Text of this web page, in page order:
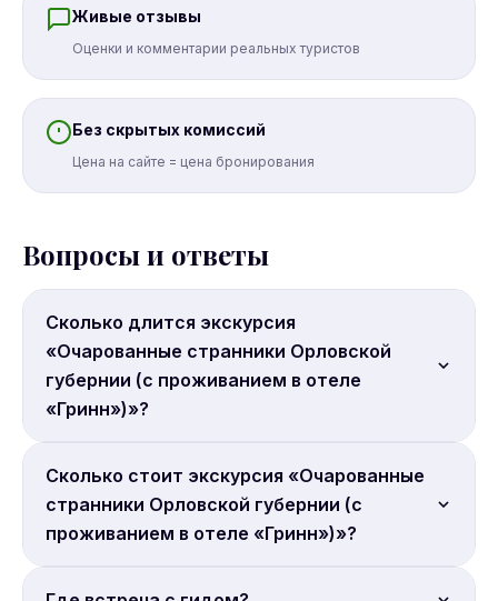
Живые отзывы
Оценки и комментарии реальных туристов
Без скрытых комиссий
Цена на сайте = цена бронирования
Вопросы и ответы
Сколько длится экскурсия
«Очарованные странники Орловской
губернии (с проживанием в отеле
«Гринн»)»?
Продолжительность: 48 часов.
Сколько стоит экскурсия «Очарованные
странники Орловской губернии (с
проживанием в отеле «Гринн»)»?
Цена от 18 900 руб. с человека. Бронируйте